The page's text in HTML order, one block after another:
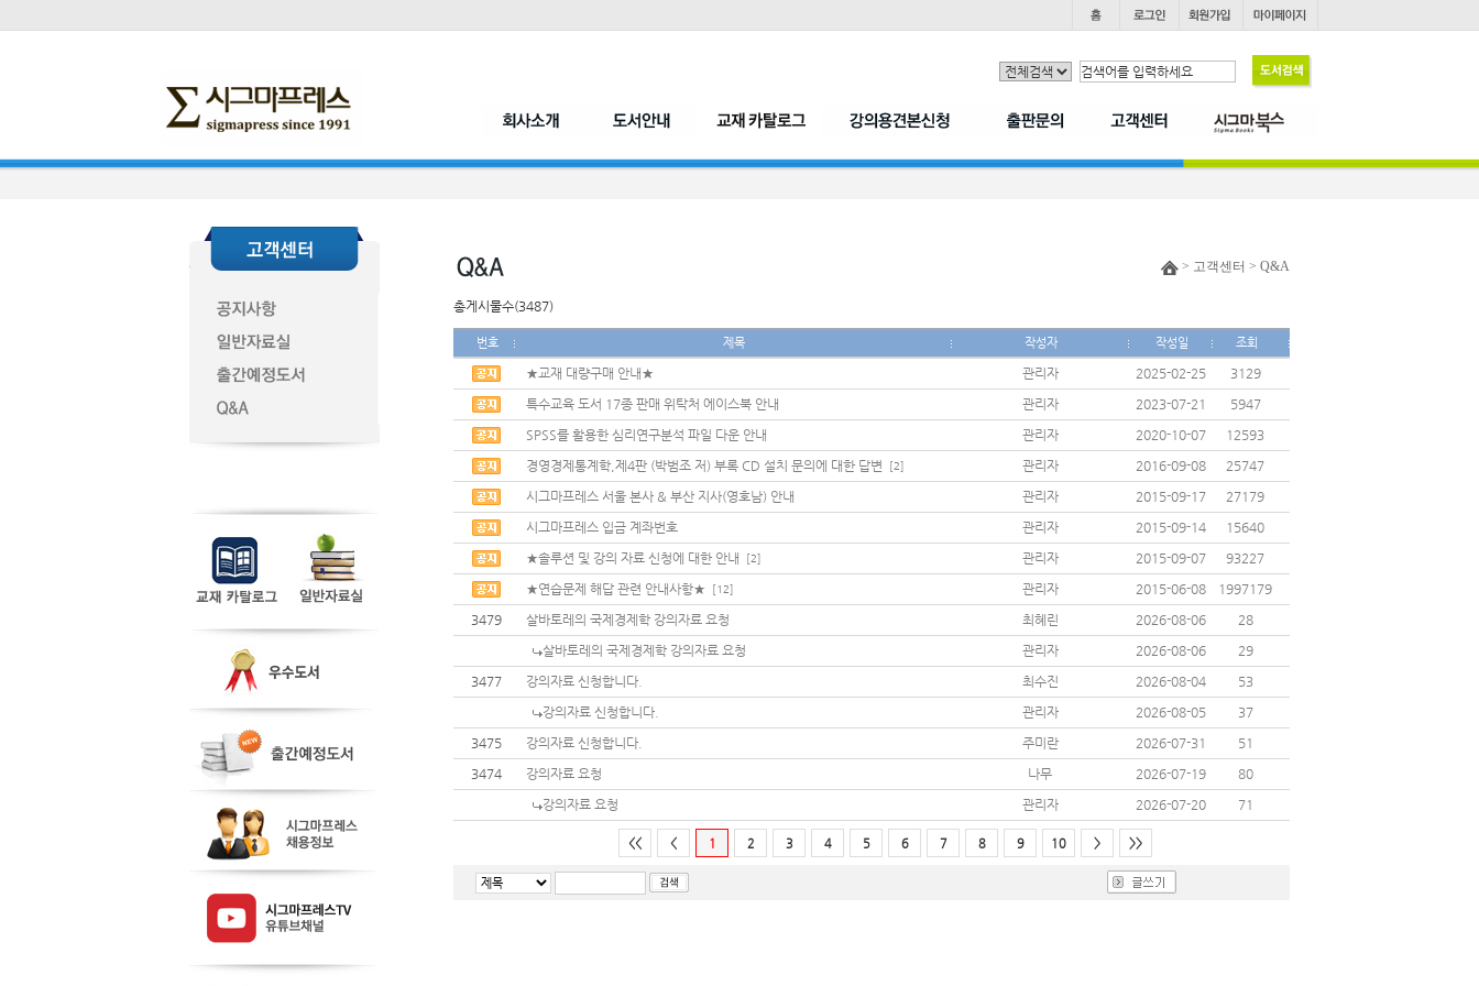
> 고객센터 > Q&A
총게시물수(3487)
번호 제목 작성자 작성일 조회
★교재 대량구매 안내★ 관리자 2025-02-25
3129
특수교육 도서 17종 판매 위탁처 에이스북 안내
관리자 2023-07-21
5947
SPSS를 활용한 심리연구분석 파일 다운 안내
관리자 2020-10-07
12593
경영경제통계학,제4판 (박범조 저) 부록 CD 설치 문의에 대한 답변 [2] 관리자 2016-09-08
25747
시그마프레스 서울 본사 & 부산 지사(영호남) 안내
관리자 2015-09-17
27179
시그마프레스 입금 계좌번호
관리자 2015-09-14
15640
★솔루션 및 강의 자료 신청에 대한 안내 [2] 관리자 2015-09-07
93227
★연습문제 해답 관련 안내사항★ [12] 관리자 2015-06-08
1997179
3479
살바토레의 국제경제학 강의자료 요청 최혜린 2026-08-06
28
살바토레의 국제경제학 강의자료 요청
관리자 2026-08-06
29
3477
강의자료 신청합니다. 최수진 2026-08-04
53
강의자료 신청합니다.
관리자 2026-08-05
37
3475
강의자료 신청합니다. 주미란 2026-07-31
51
3474
강의자료 요청 나무 2026-07-19
80
강의자료 요청
관리자 2026-07-20 71
<< < 1 2 3 4 5 6 7 8 9 10 > >>